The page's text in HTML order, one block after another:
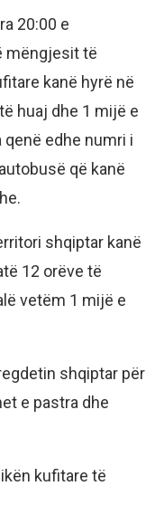
20:00 e
mëngjesit të
kanë hyrë në
huaj dhe 1 mijë e
edhe numri i
që kanë
shqiptar kanë
12 orëve të
vetëm 1 mijë e
shqiptar për
e pastra dhe
kufitare të